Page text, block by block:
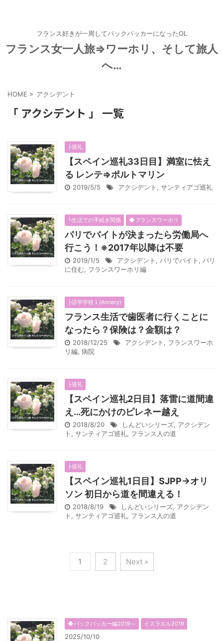
フランス好きが一周してバックパッカーになったOL
フランス女一人旅⇒ワーホリ、そして旅人
へ…
HOME > アクシデント
「 アクシデント 」 一覧
├巡礼
【スペイン巡礼33日目】満室に怯え
る レンテ⇒ポルトマリン
2019/5/5 アクシデント , サンティアゴ巡礼
└生活での手続き関係 ◆フランスワーホリ
パリでバイトが決まったら労働局へ
行こう！※2017年以降は不要
2019/1/5 アクシデント , パリでバイト , パリ
に住む, フランスワーホリ編
├語学学校１(Annecy)
フランス生活で歯医者に行くことに
なったら？保険は？金額は？
2018/12/25 アクシデント , フランスワーホ
リ編, 病院
├巡礼
【スペイン巡礼2日目】落雷に道間違
え…死にかけのピレネー越え
2018/8/20 しんどいシリーズ, アクシデン
ト , サンティアゴ巡礼, フランス人の道
├巡礼
【スペイン巡礼1日目】SJPP→オリ
ソン 初日から道を間違える！
2018/8/19 しんどいシリーズ, アクシデン
ト , サンティアゴ巡礼, フランス人の道
1 2 Next »
◆バックパッカー編2019～ イスラエル2019
2025/10/10